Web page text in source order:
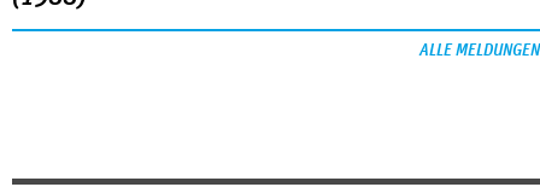
ALLE MELDUNGEN